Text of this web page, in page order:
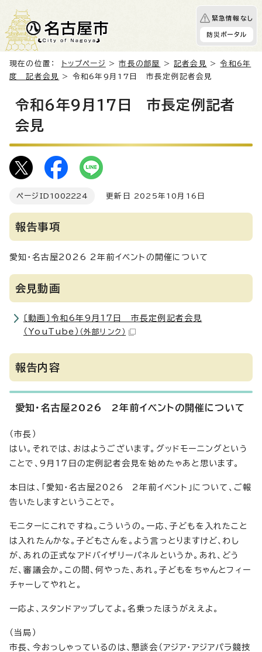
緊急情報なし
防災ポータル
現在の位置： トップページ >市長の部屋 >記者会見 >令和6年
度 記者会見
> 令和6年9月17日 市長定例記者会見
令和6年9月17日 市長定例記者
会見
ページID 1002224 更新日 2025年10月16日
報告事項
愛知・名古屋2026 2年前イベントの開催について
会見動画
〔動画〕令和6年9月17日 市長定例記者会見
（YouTube） （外部リンク）
報告内容
愛知・名古屋2026 2年前イベントの開催について
（市長）
はい。それでは、おはようございます。グッドモーニングという
ことで、9月17日の定例記者会見を始めたゃあと思います。
本日は、「愛知・名古屋2026 2年前イベント」について、ご報
告いたしますということで。
モニターにこれですね。こういうの。一応、子どもを入れたこと
は入れたんかな。子どもさんを。よう言っとりますけど、わし
が、あれの正式なアドバイザリーパネルというか。あれ、どう
だ、審議会か。この間、何やった、あれ。子どもをちゃんとフィー
チャーしてやれと。
一応よ、スタンドアップしてよ。名乗ったほうがええよ。
（当局）
市長、今おっしゃっているのは、懇談会（アジア・アジアパラ競技